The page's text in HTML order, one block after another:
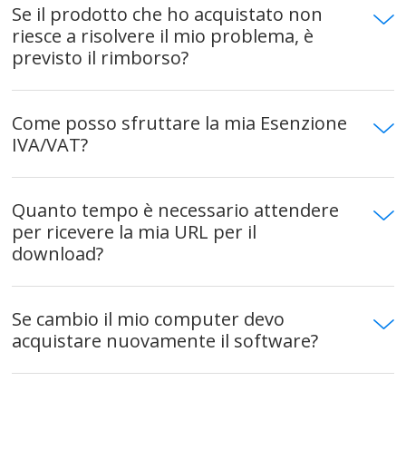
Se il prodotto che ho acquistato non
riesce a risolvere il mio problema, è
previsto il rimborso?
Come posso sfruttare la mia Esenzione
IVA/VAT?
Quanto tempo è necessario attendere
per ricevere la mia URL per il
download?
Se cambio il mio computer devo
acquistare nuovamente il software?